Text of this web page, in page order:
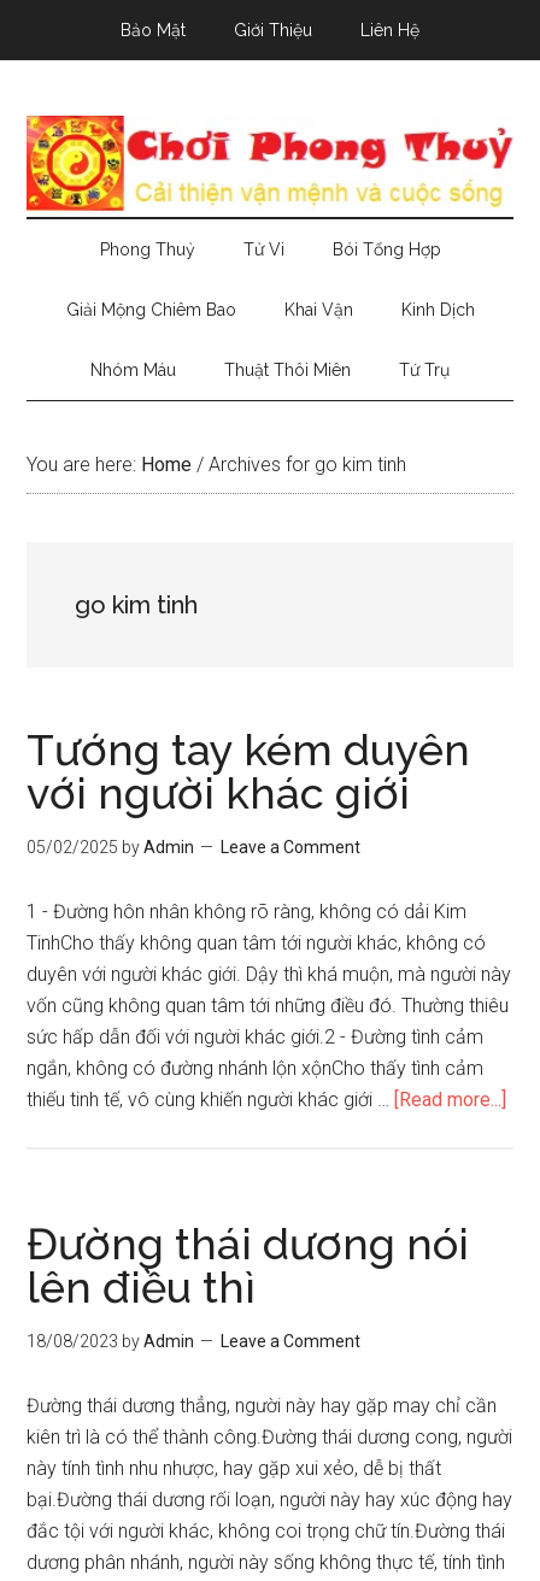
Bảo Mật Giới Thiệu Liên Hệ
Phong Thuỷ Tử Vi Bói Tổng Hợp
Giải Mộng Chiêm Bao Khai Vận Kinh Dịch
Nhóm Máu Thuật Thôi Miên Tứ Trụ
You are here: Home / Archives for go kim tinh
go kim tinh
Tướng tay kém duyên
với người khác giới
05/02/2025 byAdmin Leave a Comment
1 - Đường hôn nhân không rõ ràng, không có dải Kim
TinhCho thấy không quan tâm tới người khác, không có
duyên với người khác giới. Dậy thì khá muộn, mà người này
vốn cũng không quan tâm tới những điều đó. Thường thiêu
sức hấp dẫn đối với người khác giới.2 - Đường tình cảm
ngắn, không có đường nhánh lộn xộnCho thấy tình cảm
thiếu tinh tế, vô cùng khiến người khác giới … [Read more...]
Đường thái dương nói
lên điều thì
18/08/2023 byAdmin Leave a Comment
Đường thái dương thẳng, người này hay gặp may chỉ cần
kiên trì là có thể thành công.Đường thái dương cong, người
này tính tình nhu nhược, hay gặp xui xẻo, dễ bị thất
bại.Đường thái dương rối loạn, người này hay xúc động hay
đắc tội với người khác, không coi trọng chữ tín.Đường thái
dương phân nhánh, người này sống không thực tế, tính tình